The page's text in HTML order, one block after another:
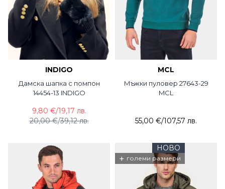
INDIGO
Дамска шапка с помпон
14454-13 INDIGO
20,00 €/39,12 лв.
9,80 €/19,17 лв.
MCL
Мъжки пуловер 27643-29
MCL
55,00 €/107,57 лв.
НОВО
+ големи размери